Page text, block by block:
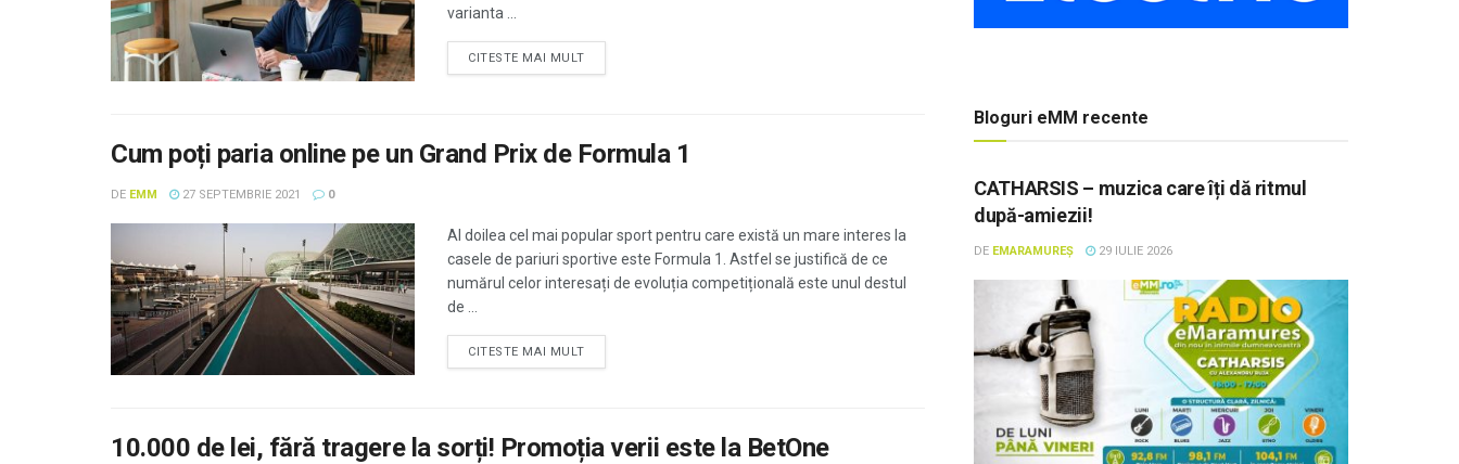
varianta ...
CITESTE MAI MULT
Cum poți paria online pe un Grand Prix de Formula 1
DE EMM 27 SEPTEMBRIE 2021 0
Al doilea cel mai popular sport pentru care există un mare interes la
casele de pariuri sportive este Formula 1. Astfel se justifică de ce
numărul celor interesați de evoluția competițională este unul destul
de ...
CITESTE MAI MULT
10.000 de lei, fără tragere la sorți! Promoția verii este la BetOne
Bloguri eMM recente
CATHARSIS – muzica care îți dă ritmul
după-amiezii!
DE EMARAMUREȘ 29 IULIE 2026